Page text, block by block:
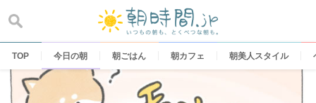
content
TOP 今日の朝 朝ごはん 朝カフェ 朝美人スタイル